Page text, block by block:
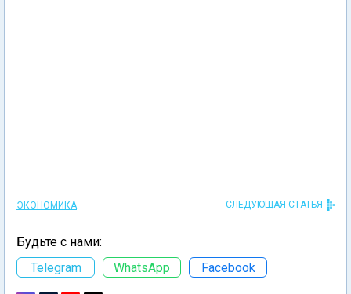
ЭКОНОМИКА СЛЕДУЮЩАЯ СТАТЬЯ
Будьте с нами:
Telegram
WhatsApp Facebook